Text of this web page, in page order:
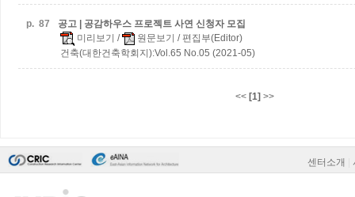
p. 87
공고 | 공감하우스 프로젝트 사연 신청자 모집
미리보기 / 원문보기 / 편집부(Editor)
건축(대한건축학회지):Vol.65 No.05 (2021-05)
<< [1] >>
센터소개